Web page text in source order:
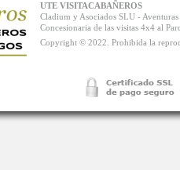
UTE VISITACABAÑEROS
Cladium y Asociados SLU -
Concesionaria de las visitas 4x4 al
Copyright © 2022. Prohibida la